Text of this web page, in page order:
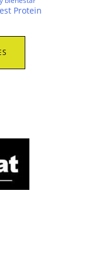
Protein
Este
tiene
en